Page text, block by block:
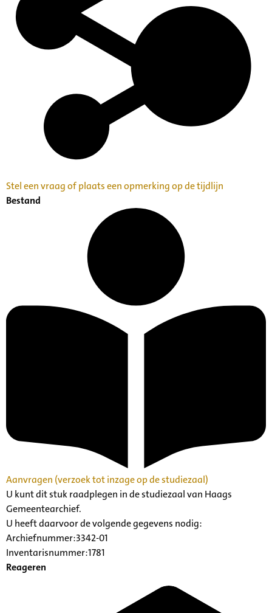
Stel een vraag of plaats een opmerking op de tijdlijn
Bestand
Aanvragen (verzoek tot inzage op de studiezaal)
U kunt dit stuk raadplegen in de studiezaal van Haags
Gemeentearchief.
U heeft daarvoor de volgende gegevens nodig:
Archiefnummer:3342-01
Inventarisnummer:1781
Reageren